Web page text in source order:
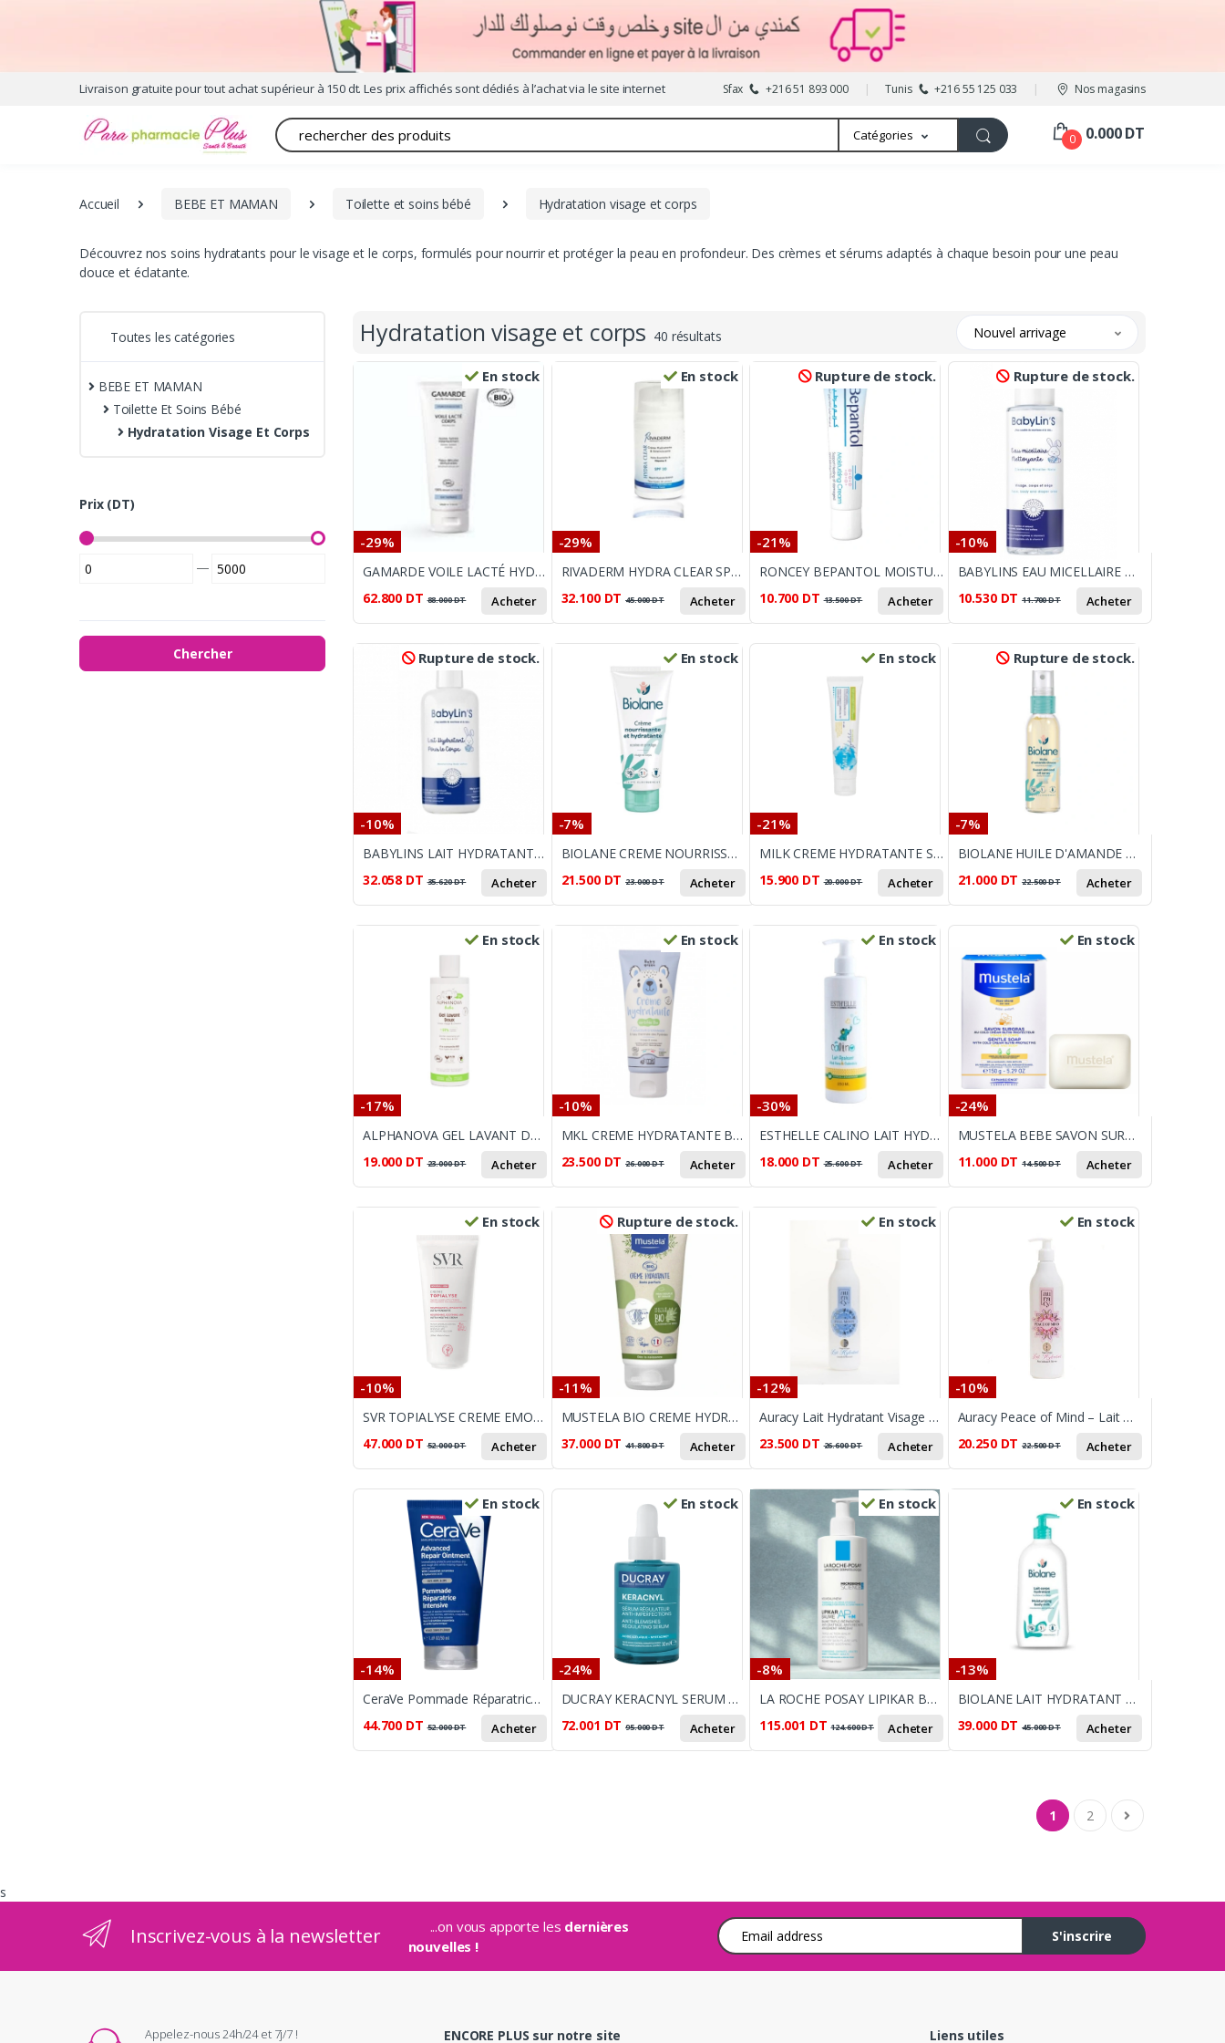
Livraison gratuite pour tout achat supérieur à 150 dt. Les prix affichés sont dédiés à l’achat via le site internet Sfax +216 51 893 000 Tunis +216 55 125 033 Nos magasins
Recherche Catégories 0 0.000 DT
Accueil BEBE ET MAMAN Toilette et soins bébé Hydratation visage et corps
Découvrez nos soins hydratants pour le visage et le corps, formulés pour nourrir et protéger la peau en profondeur. Des crèmes et sérums adaptés à chaque besoin pour une peau
douce et éclatante.
Toutes les catégories
BEBE ET MAMAN
Toilette Et Soins Bébé
Hydratation Visage Et Corps
Prix (DT)
—
Chercher
Hydratation visage et corps 40 résultats Nouvel arrivage
En stock
-29%
GAMARDE VOILE LACTÉ HYDRATANT POUR LE CORPS 200 ML
62.800 DT 88.000DT Acheter
En stock
-29%
RIVADERM HYDRA CLEAR SPF30 50 ML
32.100 DT 45.000DT Acheter
Rupture de stock.
-21%
RONCEY BEPANTOL MOISTURIZING CREME 30GR
10.700 DT 13.500DT Acheter
Rupture de stock.
-10%
BABYLINS EAU MICELLAIRE NETTOYANTE 100ML 100ML
10.530 DT 11.700DT Acheter
Rupture de stock.
-10%
BABYLINS LAIT HYDRATANT 500ML 500ML
32.058 DT 35.620DT Acheter
En stock
-7%
BIOLANE CREME NOURRISSANTE ET HYDRATANTE 100ML
21.500 DT 23.000DT Acheter
En stock
-21%
MILK CREME HYDRATANTE SPF30
15.900 DT 20.000DT Acheter
Rupture de stock.
-7%
BIOLANE HUILE D'AMANDE DOUCE 75ML
21.000 DT 22.500DT Acheter
En stock
-17%
ALPHANOVA GEL LAVANT DOUX BIO 200ML
19.000 DT 23.000DT Acheter
En stock
-10%
MKL CREME HYDRATANTE BIO BABY GREEN 100ML
23.500 DT 26.000DT Acheter
En stock
-30%
ESTHELLE CALINO LAIT HYDRATANT APAISANT 250 ML
18.000 DT 25.600DT Acheter
En stock
-24%
MUSTELA BEBE SAVON SURGRAS PAIN AU COLD-CREAM NUTRI-PROTECTEUR 100G
11.000 DT 14.500DT Acheter
En stock
-10%
SVR TOPIALYSE CREME EMOLLIENTE 200ML
47.000 DT 52.000DT Acheter
Rupture de stock.
-11%
MUSTELA BIO CREME HYDRATANTE VISAGE ET CORPS 150ML
37.000 DT 41.800DT Acheter
En stock
-12%
Auracy Lait Hydratant Visage & Corps – Lavande & Bois Sacré, 400 ml (Full Moon)
23.500 DT 26.600DT Acheter
En stock
-10%
Auracy Peace of Mind – Lait Hydratant Visage & Corps à la Rose Indienne et au Thé Vert – 400 ml
20.250 DT 22.500DT Acheter
En stock
-14%
CeraVe Pommade Réparatrice 88 ml
44.700 DT 52.000DT Acheter
En stock
-24%
DUCRAY KERACNYL SERUM REGULATEUR 30ML
72.001 DT 95.000DT Acheter
En stock
-8%
LA ROCHE POSAY LIPIKAR BAUME AP+M 400ML
115.001 DT 124.600DT Acheter
En stock
-13%
BIOLANE LAIT HYDRATANT 350 ML
39.000 DT 45.000DT Acheter
1 2
s
Inscrivez-vous à la newsletter ...on vous apporte les dernières
nouvelles !
Adresse e-mail
S'inscrire
Appelez-nous 24h/24 et 7j/7 ! ENCORE PLUS sur notre site Liens utiles